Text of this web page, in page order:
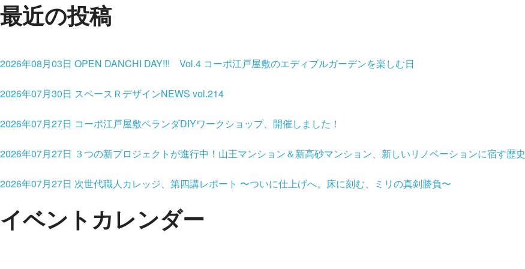
最近の投稿
2026年08月03日 OPEN DANCHI DAY!!! Vol.4 コーポ江戸屋敷のエディブルガーデンを楽しむ日
2026年07月30日 スペースＲデザインNEWS vol.214
2026年07月27日 コーポ江戸屋敷ベランダDIYワークショップ、開催しました！
2026年07月27日 ３つの新プロジェクトが進行中！山王マンション＆新高砂マンション、新しいリノベーションに宿す歴史
2026年07月27日 次世代職人カレッジ、第四講レポート 〜ついに仕上げへ。床に刻む、ミリの真剣勝負〜
イベントカレンダー